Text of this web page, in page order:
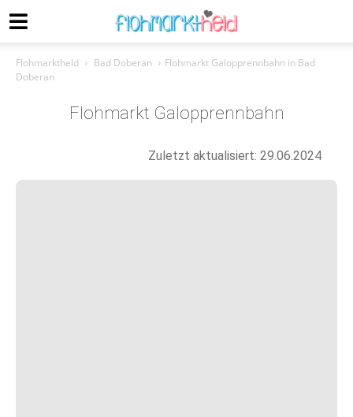
Flohmarktheld Bad Doberan
Flohmarkt Galopprennbahn in Bad
Doberan
Flohmarkt Galopprennbahn
Zuletzt aktualisiert: 29.06.2024